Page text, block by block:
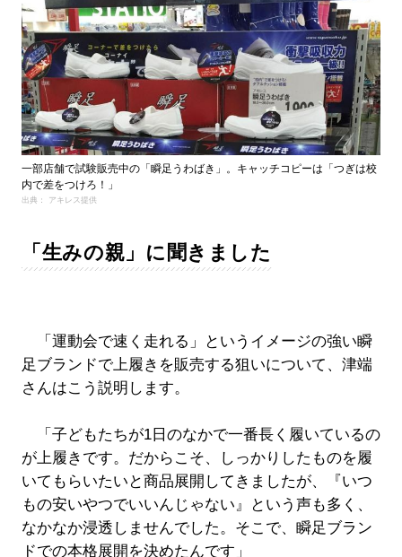
一部店舗で試験販売中の「瞬足うわばき」。キャッチコピーは「つぎは校
内で差をつけろ！」
出典： アキレス提供
「生みの親」に聞きました
「運動会で速く走れる」というイメージの強い瞬
足ブランドで上履きを販売する狙いについて、津端
さんはこう説明します。
「子どもたちが1日のなかで一番長く履いているの
が上履きです。だからこそ、しっかりしたものを履
いてもらいたいと商品展開してきましたが、『いつ
もの安いやつでいいんじゃない』という声も多く、
なかなか浸透しませんでした。そこで、瞬足ブラン
ドでの本格展開を決めたんです」